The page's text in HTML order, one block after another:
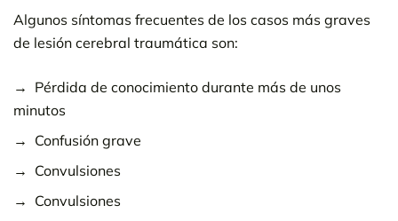
Algunos síntomas frecuentes de los casos más graves
de lesión cerebral traumática son:
Pérdida de conocimiento durante más de unos
minutos
Confusión grave
Convulsiones
Convulsiones